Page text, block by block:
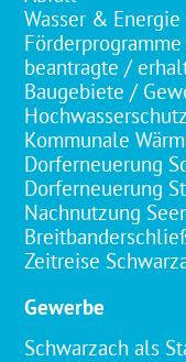
Wasser & Energie
beantragte /
Baugebiete /
Kommunale
Dorferneuerung
Dorferneuerung
Nachnutzung
Zeitreise
Gewerbe
Schwarzach als